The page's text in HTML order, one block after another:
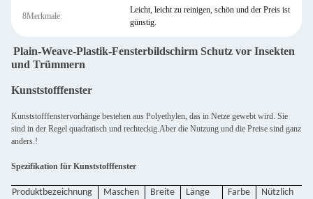
8Merkmale:
Leicht, leicht zu reinigen, schön und der Preis ist
günstig.
Plain-Weave-Plastik-Fensterbildschirm Schutz vor Insekten
und Trümmern
Kunststofffenster
Kunststofffenstervorhänge bestehen aus Polyethylen, das in Netze gewebt wird. Sie
sind in der Regel quadratisch und rechteckig.Aber die Nutzung und die Preise sind ganz
anders.!
Spezifikation für Kunststofffenster
Produktbezeichnung Maschen Breite Länge Farbe Nützlich